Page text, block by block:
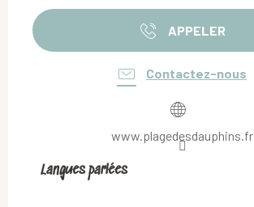
APPELER
Contactez-nous
www.plagedesdauphins.fr
Langues parlées
Langues parlées